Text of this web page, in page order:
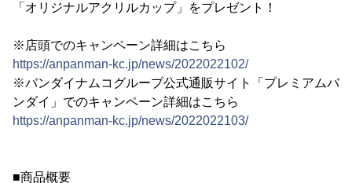
「オリジナルアクリルカップ」をプレゼント！
※店頭でのキャンペーン詳細はこちら
https://anpanman-kc.jp/news/2022022102/
※バンダイナムコグループ公式通販サイト「プレミアムバ
ンダイ」でのキャンペーン詳細はこちら
https://anpanman-kc.jp/news/2022022103/
■商品概要